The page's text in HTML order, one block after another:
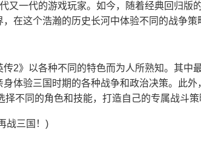
又一代的游戏玩家。如今，随着经典回归版
在这个浩瀚的历史长河中体验不同的战争策
2》以各种不同的特色而为人所熟知。其中
体验三国时期的各种战争和政治决策。此外
不同的角色和技能，打造自己的专属战斗策